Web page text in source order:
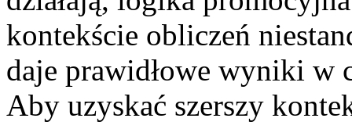
kontekście obliczeń
daje prawidłowe wyniki w
Aby uzyskać szerszy